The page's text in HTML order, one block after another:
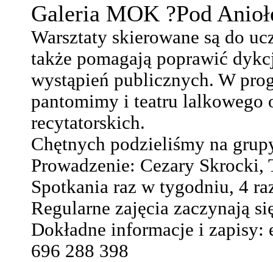
Galeria MOK ?Pod
Warsztaty skierowane są do
także pomagają poprawić
wystąpień publicznych. W
pantomimy i teatru lalkowego
recytatorskich.
Chętnych podzieliśmy na
Prowadzenie: Cezary
Spotkania raz w tygodniu, 4
Regularne zajęcia zaczynają
Dokładne informacje i zapisy:
696 288 398